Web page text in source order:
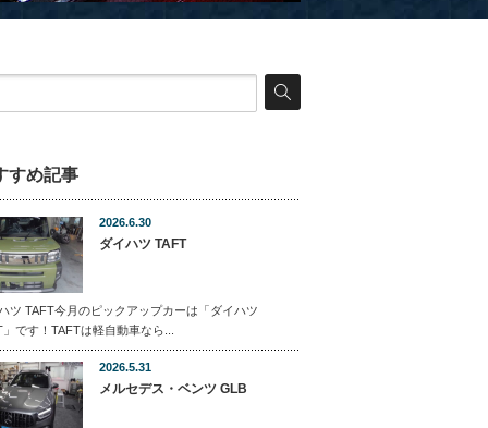
すめ記事
2026.6.30
ダイハツ TAFT
ツ TAFT今月のピックアップカーは「ダイハツ
」です！TAFTは軽自動車なら...
2026.5.31
メルセデス・ベンツ GLB